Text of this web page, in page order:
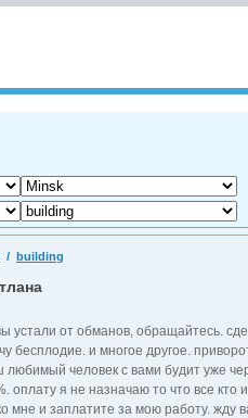
/ building
устали от обманов, обращайтесь.
бесплодие. и многое другое.
любимый человек с вами будит уже
оплату я не назначаю то что все кто
мне и заплатите за мою работу. жду